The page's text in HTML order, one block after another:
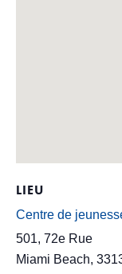
LIEU
Centre de
501, 72e Rue
Miami Beach,